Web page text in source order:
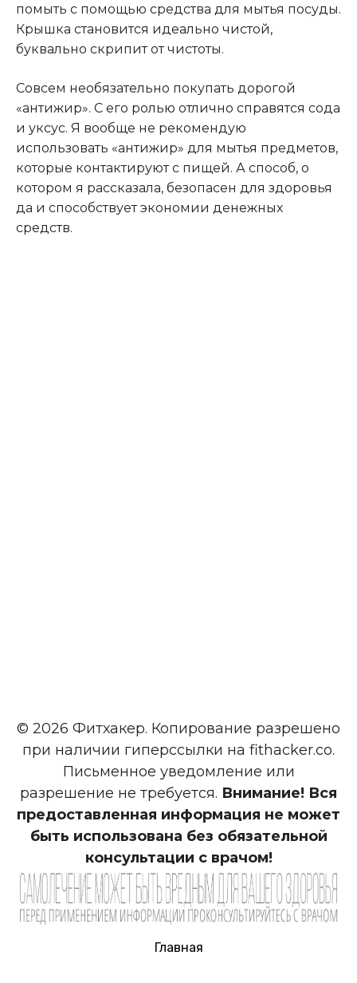
помыть с помощью средства для мытья посуды.
Крышка становится идеально чистой,
буквально скрипит от чистоты.
Совсем необязательно покупать дорогой
«антижир». С его ролью отлично справятся сода
и уксус. Я вообще не рекомендую
использовать «антижир» для мытья предметов,
которые контактируют с пищей. А способ, о
котором я рассказала, безопасен для здоровья
да и способствует экономии денежных
средств.
© 2026 Фитхакер. Копирование разрешено
при наличии гиперссылки на fithacker.co.
Письменное уведомление или
разрешение не требуется. Внимание! Вся
предоставленная информация не может
быть использована без обязательной
консультации с врачом!
Главная